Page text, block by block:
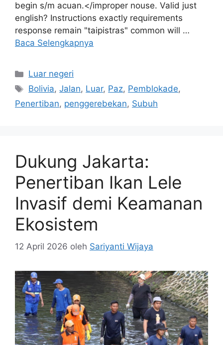
begin s/m acuan.</improper nouse. Valid just
english? Instructions exactly requirements
response remain "taipistras" common will …
Baca Selengkapnya
Kategori
Luar negeri
Tag
Bolivia,Jalan, Luar, Paz, Pemblokade,
Penertiban, penggerebekan, Subuh
Dukung Jakarta:
Penertiban Ikan Lele
Invasif demi Keamanan
Ekosistem
12 April 2026 oleh Sariyanti Wijaya